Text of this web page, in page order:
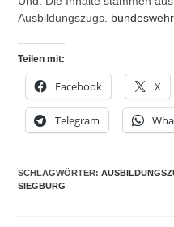
Ausbildungszugs.
Teilen mit:
Facebook X
Telegram
SCHLAGWÖRTER:
SIEGBURG